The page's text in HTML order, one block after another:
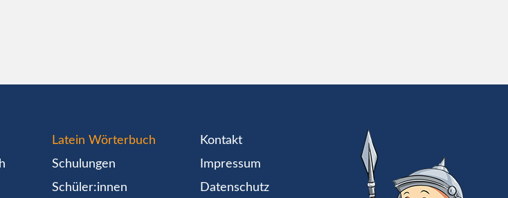
Latein Wörterbuch
Schulungen
Schüler:innen
Kontakt
Impressum
Datenschutz